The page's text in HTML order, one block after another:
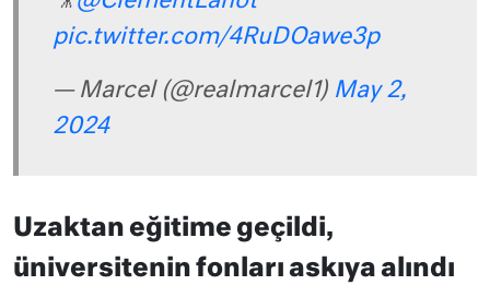
pic.twitter.com/4RuDOawe3p
— Marcel (@realmarcel1) May 2,
2024
Uzaktan eğitime geçildi,
üniversitenin fonları askıya alındı